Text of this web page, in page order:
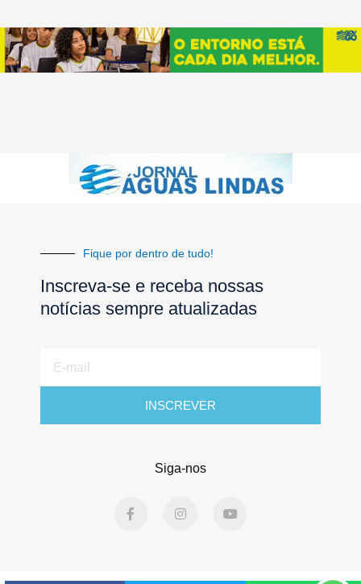
Fique por dentro de tudo!
Inscreva-se e receba nossas
notícias sempre atualizadas
mail
INSCREVER
Siga-nos
a
o
n
r
o
e